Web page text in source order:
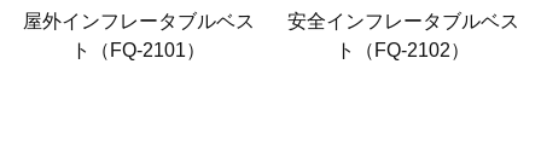
屋外インフレータブルベス
ト（FQ-2101）
安全インフレータブルベス
ト（FQ-2102）